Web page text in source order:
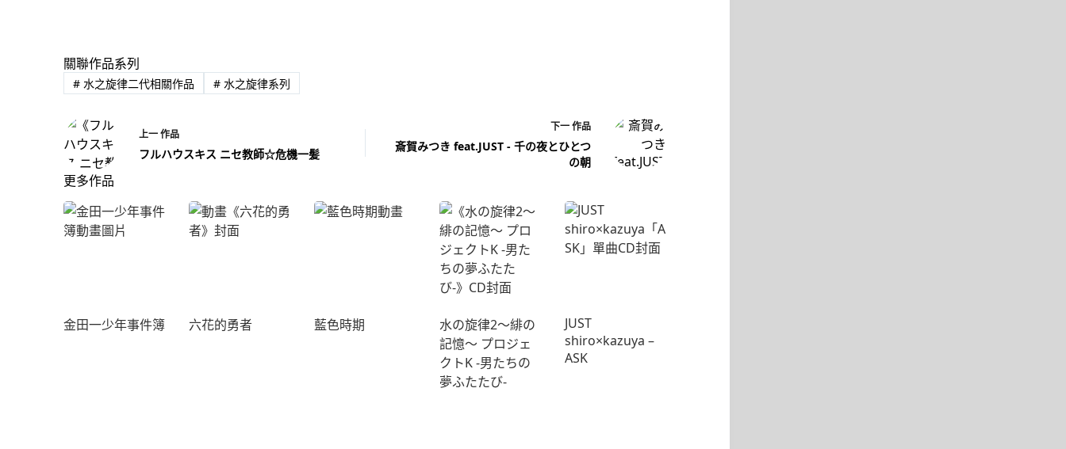
關聯作品系列
#水之旋律二代相關作品 #水之旋律系列
上一作品
フルハウスキス ニセ教師☆危機一髪
下一作品
斎賀みつき feat.JUST - 千の夜とひとつ
の朝
更多作品
金田一少年事件簿 六花的勇者 藍色時期
水の旋律2～緋の
記憶～ プロジェ
クトK -男たちの
夢ふたたび-
JUST
shiro×kazuya –
ASK